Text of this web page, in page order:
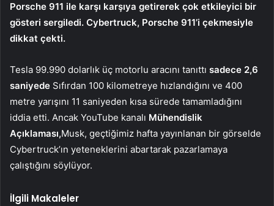
Porsche 911 ile karşı karşıya getirerek çok etkileyici bir
gösteri sergiledi. Cybertruck, Porsche 911’i çekmesiyle
dikkat çekti.
Tesla 99.990 dolarlık üç motorlu aracını tanıttı sadece 2,6
saniyede Sıfırdan 100 kilometreye hızlandığını ve 400
metre yarışını 11 saniyeden kısa sürede tamamladığını
iddia etti. Ancak YouTube kanalı Mühendislik
Açıklaması,Musk, geçtiğimiz hafta yayınlanan bir görselde
Cybertruck’ın yeteneklerini abartarak pazarlamaya
çalıştığını söylüyor.
İlgili Makaleler